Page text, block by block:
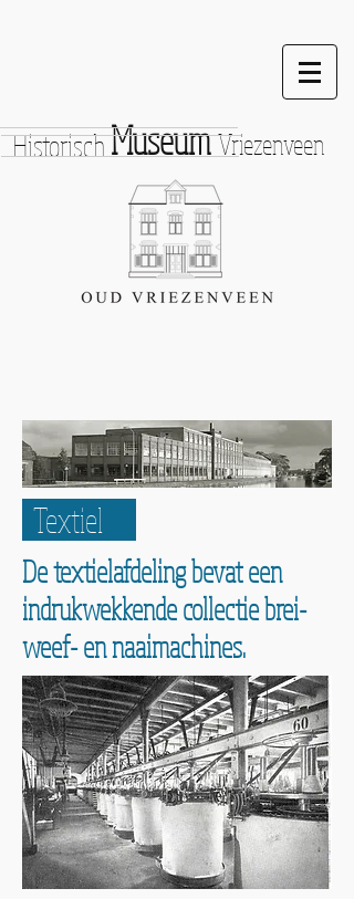
HistorischMuseumVriezenveen
Textiel
De textielafdeling bevat een
indrukwekkende collectie brei-
weef- en naaimachines.